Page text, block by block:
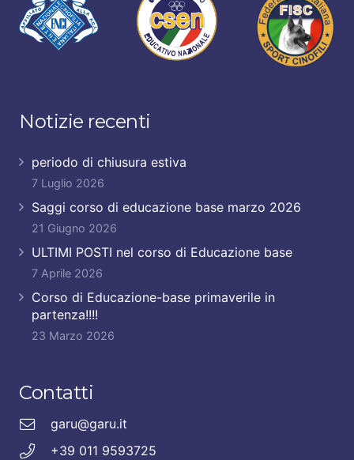
Notizie recenti
periodo di chiusura estiva
7 Luglio 2026
Saggi corso di educazione base marzo 2026
21 Giugno 2026
ULTIMI POSTI nel corso di Educazione base
7 Aprile 2026
Corso di Educazione-base primaverile in
partenza!!!!
23 Marzo 2026
Contatti
garu@garu.it
+39 011 9593725